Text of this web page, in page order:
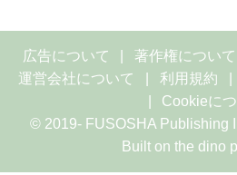
広告について 著作権について
運営会社について
利用規約
Cookieに
© 2019- FUSOSHA Publishing
Built on the dino